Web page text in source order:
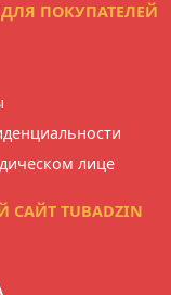
ПОКУПАТЕЛЕЙ
лице
TUBADZIN